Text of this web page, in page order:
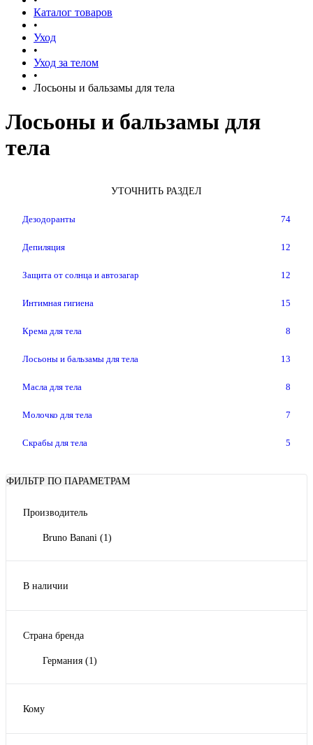
Каталог товаров
•
Уход
•
Уход за телом
•
Лосьоны и бальзамы для тела
Лосьоны и бальзамы для
тела
УТОЧНИТЬ РАЗДЕЛ
Дезодоранты 74
Депиляция 12
Защита от солнца и автозагар 12
Интимная гигиена 15
Крема для тела 8
Лосьоны и бальзамы для тела 13
Масла для тела 8
Молочко для тела 7
Скрабы для тела 5
ФИЛЬТР ПО ПАРАМЕТРАМ
Производитель
Bruno Banani (1)
В наличии
Страна бренда
Германия (1)
Кому